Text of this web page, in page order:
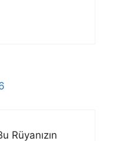
Rüyanızın